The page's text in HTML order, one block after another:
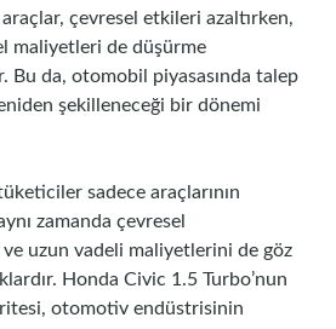
çevresel etkileri azaltırken,
maliyetleri de düşürme
Bu da, otomobil piyasasında talep
şekilleneceği bir dönemi
sadece araçlarının
zamanda çevresel
uzun vadeli maliyetlerini de göz
Honda Civic 1.5 Turbo’nun
otomotiv endüstrisinin